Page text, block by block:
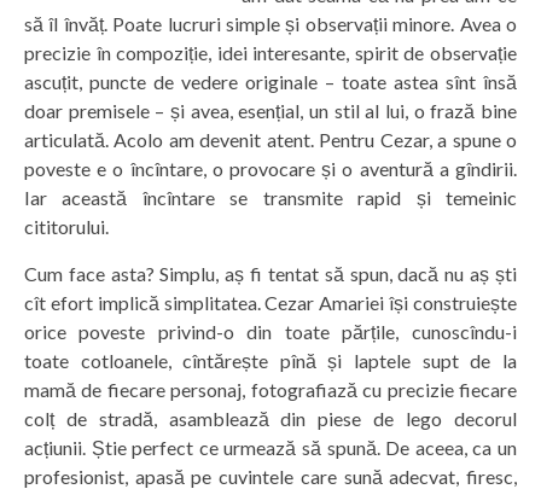
să îl învăț. Poate lucruri simple și observații minore. Avea o
precizie în compoziție, idei interesante, spirit de observație
ascuțit, puncte de vedere originale – toate astea sînt însă
doar premisele – și avea, esențial, un stil al lui, o frază bine
articulată. Acolo am devenit atent. Pentru Cezar, a spune o
poveste e o încîntare, o provocare și o aventură a gîndirii.
Iar această încîntare se transmite rapid și temeinic
cititorului.
Cum face asta? Simplu, aș fi tentat să spun, dacă nu aș ști
cît efort implică simplitatea. Cezar Amariei își construiește
orice poveste privind-o din toate părțile, cunoscîndu-i
toate cotloanele, cîntărește pînă și laptele supt de la
mamă de fiecare personaj, fotografiază cu precizie fiecare
colț de stradă, asamblează din piese de lego decorul
acțiunii. Știe perfect ce urmează să spună. De aceea, ca un
profesionist, apasă pe cuvintele care sună adecvat, firesc,